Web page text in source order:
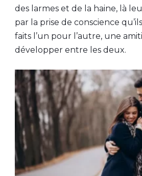
des larmes et de la haine, là
par la prise de conscience
faits l’un pour l’autre, une
développer entre les deux.